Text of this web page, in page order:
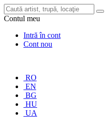
Contul meu
Intră în cont
Cont nou
RO
EN
BG
HU
UA